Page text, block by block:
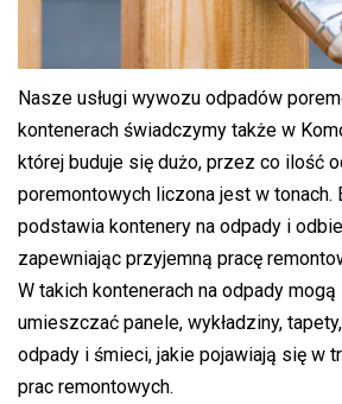
Nasze usługi wywozu odpadów
kontenerach świadczymy także w
której buduje się dużo, przez co ilość
poremontowych liczona jest w tonach.
podstawia kontenery na odpady i
zapewniając przyjemną pracę
W takich kontenerach na odpady
umieszczać panele, wykładziny,
odpady i śmieci, jakie pojawiają się w
prac remontowych.